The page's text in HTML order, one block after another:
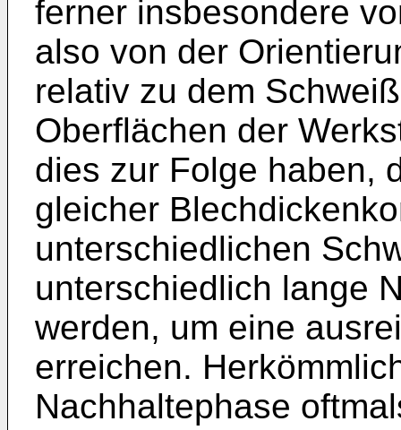
ferner insbesondere
also von der
relativ zu dem
Oberflächen der
dies zur Folge haben,
gleicher
unterschiedlichen
unterschiedlich lange
werden, um eine
erreichen.
Nachhaltephase